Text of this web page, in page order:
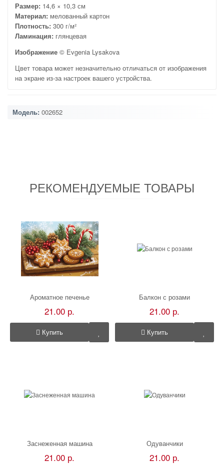
Размер: 14,6 × 10,3 см
Материал: мелованный картон
Плотность: 300 г/м²
Ламинация: глянцевая
Изображение © Evgenia Lysakova
Цвет товара может незначительно отличаться от изображения
на экране из-за настроек вашего устройства.
Модель: 002652
РЕКОМЕНДУЕМЫЕ ТОВАРЫ
Ароматное печенье
21.00 р.
Купить
Балкон с розами
21.00 р.
Купить
Заснеженная машина
21.00 р.
Одуванчики
21.00 р.